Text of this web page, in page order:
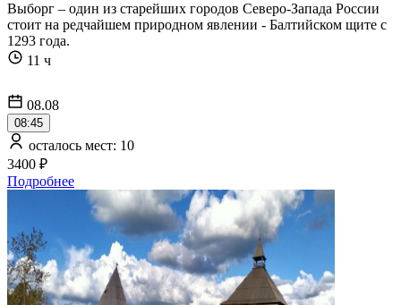
Выборг – один из старейших городов Северо-Запада России
стоит на редчайшем природном явлении - Балтийском щите с
1293 года.
11 ч
08.08
08:45
осталось мест: 10
3400 ₽
Подробнее